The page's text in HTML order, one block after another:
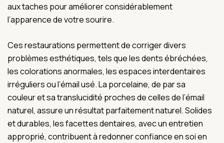
aux taches pour améliorer considérablement
l’apparence de votre sourire.
Ces restaurations permettent de corriger divers
problèmes esthétiques, tels que les dents ébréchées,
les colorations anormales, les espaces interdentaires
irréguliers ou l’émail usé. La porcelaine, de par sa
couleur et sa translucidité proches de celles de l’émail
naturel, assure un résultat parfaitement naturel. Solides
et durables, les facettes dentaires, avec un entretien
approprié, contribuent à redonner confiance en soi en